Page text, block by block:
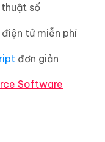
số
tử miễn phí
đơn giản
Software